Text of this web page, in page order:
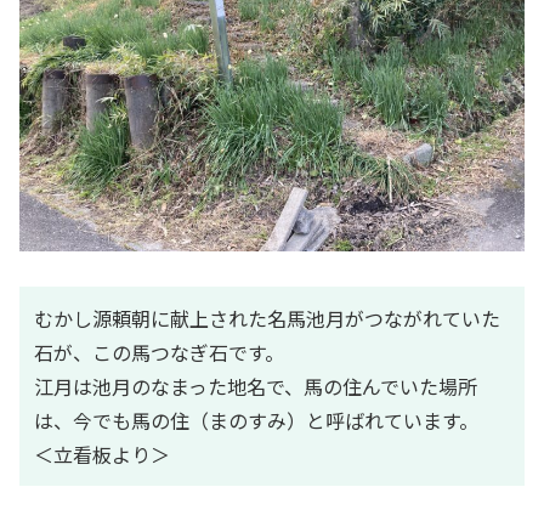
むかし源頼朝に献上された名馬池月がつながれていた
石が、この馬つなぎ石です。
江月は池月のなまった地名で、馬の住んでいた場所
は、今でも馬の住（まのすみ）と呼ばれています。
＜立看板より＞